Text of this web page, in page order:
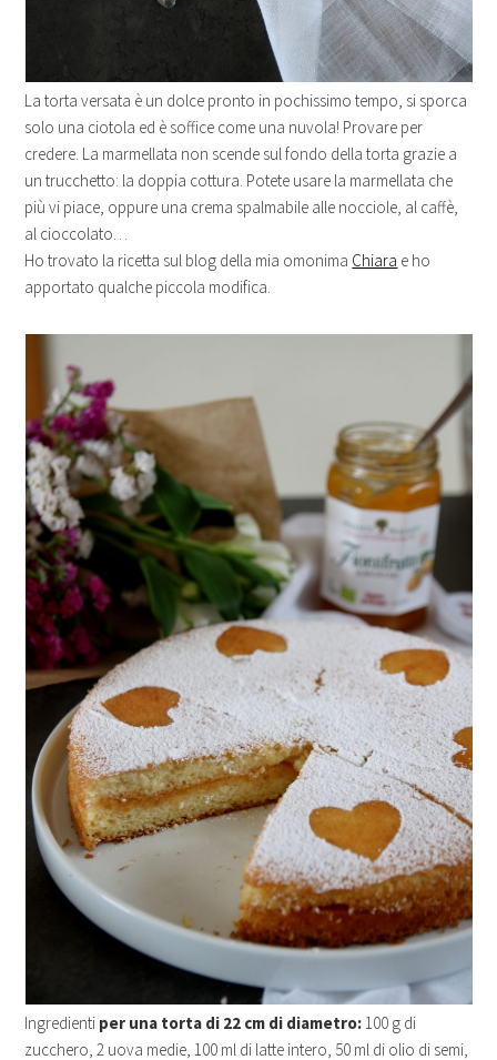
La torta versata è un dolce pronto in pochissimo tempo, si sporca
solo una ciotola ed è soffice come una nuvola! Provare per
credere. La marmellata non scende sul fondo della torta grazie a
un trucchetto: la doppia cottura. Potete usare la marmellata che
più vi piace, oppure una crema spalmabile alle nocciole, al caffè,
al cioccolato…
Ho trovato la ricetta sul blog della mia omonima Chiara e ho
apportato qualche piccola modifica.
Ingredienti per una torta di 22 cm di diametro: 100 g di
zucchero, 2 uova medie, 100 ml di latte intero, 50 ml di olio di semi,